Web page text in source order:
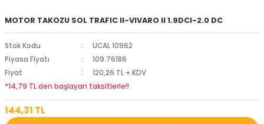
MOTOR TAKOZU SOL TRAFIC II-VIVARO II 1.9DCI-2.0 DC
Stok Kodu
UCAL 10962
Piyasa Fiyatı
109.76186
Fiyat
120,26 TL + KDV
*14,79 TL den başlayan taksitlerle!!
144,31 TL